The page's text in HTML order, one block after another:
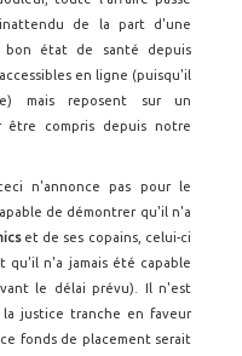
de la part d'une
bon état de santé depuis
en ligne (puisqu'il
mais reposent sur un
être compris depuis notre
n'annonce pas pour le
de démontrer qu'il n'a
et de ses copains, celui-ci
qu'il n'a jamais été capable
le délai prévu). Il n'est
justice tranche en faveur
ce fonds de placement serait